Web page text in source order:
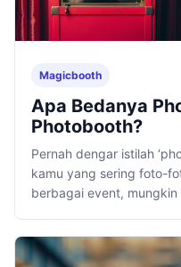
Magicbooth
Apa Bedanya
Photobooth?
Pernah dengar istilah
kamu yang sering foto-
berbagai event,